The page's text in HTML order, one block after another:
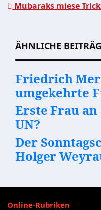
Mubaraks miese
ÄHNLICHE
Friedrich
umgekehrte
Erste Frau
UN?
Der
Holger
Online-Rubriken